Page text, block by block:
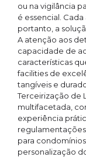
ou na vigilância
é essencial.
portanto, a
A atenção aos
capacidade de
características
facilities de
tangíveis e
Terceirização de
multifacetada,
experiência
para
personalização